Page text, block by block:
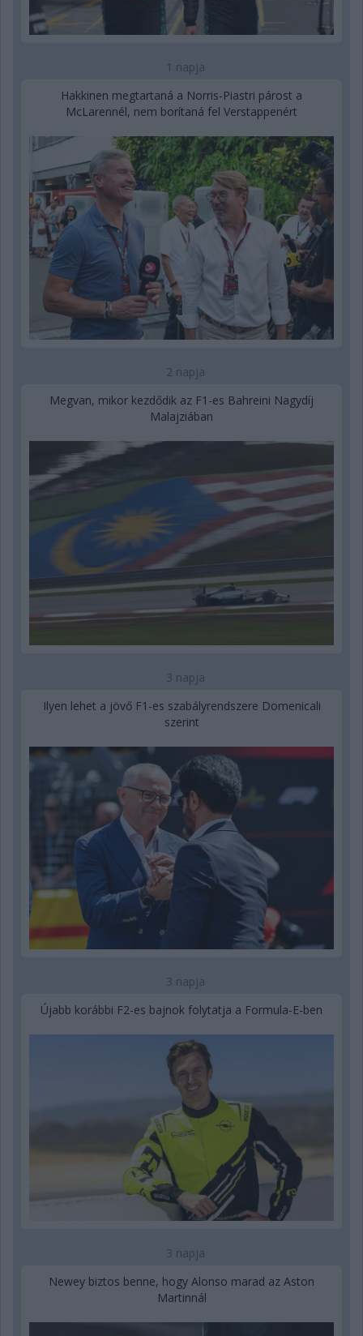
1 napja
Hakkinen megtartaná a Norris-Piastri párost a
McLarennél, nem borítaná fel Verstappenért
2 napja
Megvan, mikor kezdődik az F1-es Bahreini Nagydíj
Malajziában
3 napja
Ilyen lehet a jövő F1-es szabályrendszere Domenicali
szerint
3 napja
Újabb korábbi F2-es bajnok folytatja a Formula-E-ben
3 napja
Newey biztos benne, hogy Alonso marad az Aston
Martinnál